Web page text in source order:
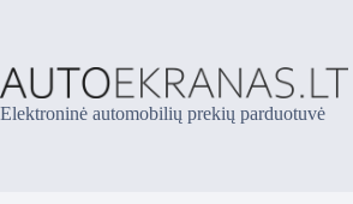
Elektroninė automobilių prekių parduotuvė